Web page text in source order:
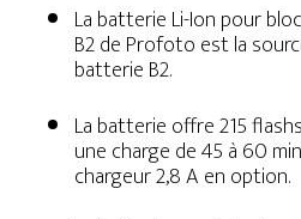
La batterie Li-Ion pour
B2 de Profoto est la
batterie B2.
La batterie offre 215
une charge de 45 à 60
chargeur 2,8 A en option.